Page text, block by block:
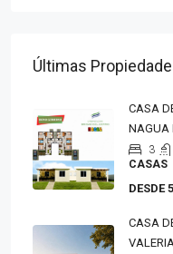
Últimas
CASA
NAGUA
3
CASAS
DESDE
CASA